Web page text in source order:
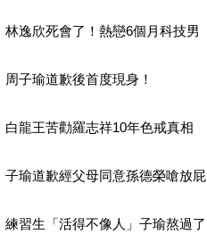
林逸欣死會了！熱戀6個月科技男
周子瑜道歉後首度現身！
白龍王苦勸羅志祥10年色戒真相
子瑜道歉經父母同意孫德榮嗆放屁
練習生「活得不像人」子瑜熬過了